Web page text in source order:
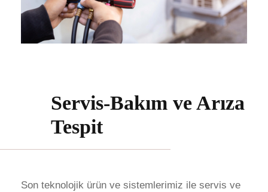
Servis-Bakım ve Arıza
Tespit
Son teknolojik ürün ve sistemlerimiz ile servis ve